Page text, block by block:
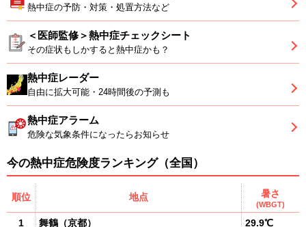
熱中症の予防・対策・処置方法など
＜医師監修＞熱中症チェックシート
その症状もしかすると熱中症かも？
熱中症レーダー
自由に拡大可能・24時間後の予測も
熱中症アラーム
危険な気象条件になったらお知らせ
今の熱中症危険度ランキング（全国）
順位 地点 暑さ
(WBGT)
1 舞鶴 （京都） 29.9℃